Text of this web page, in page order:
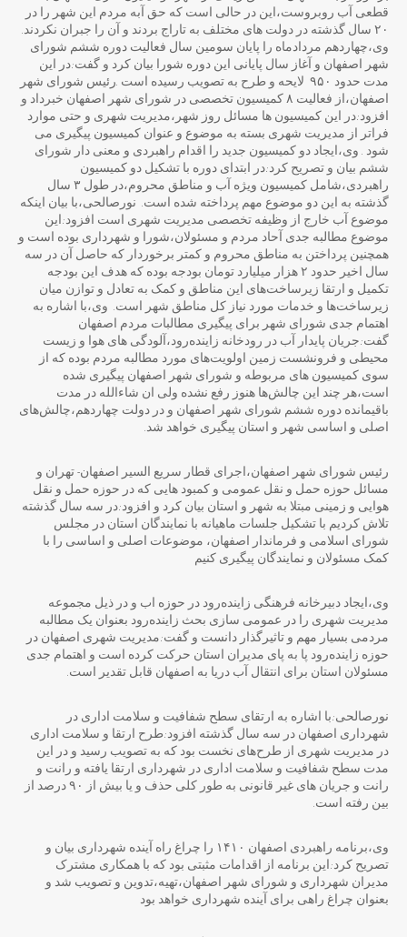
قطعی آب روبروست،این در حالی است که حق آبه مردم این شهر را در
۲۰ سال گذشته در دولت های مختلف به تاراج بردند و آن را جبران نکردند.
وی،چهاردهم مردادماه را پایان سومین سال فعالیت دوره ششم شورای
شهر اصفهان و آغاز سال پایانی این دوره شورا بیان کرد و گفت:در این
مدت حدود ۹۵۰ لایحه و طرح به تصویب رسیده است .رئیس شورای شهر
اصفهان،از فعالیت ۸ کمیسیون تخصصی در شورای شهر اصفهان خبرداد و
افزود:در این کمیسیون ها مسائل روز شهر،مدیریت شهری و حتی موارد
فراتر از مدیریت شهری بسته به موضوع و عنوان کمیسیون پیگیری می
شود . وی،ایجاد دو کمیسیون جدید را اقدام راهبردی و معنی دار شورای
ششم بیان و تصریح کرد:در ابتدای دوره با تشکیل دو کمیسیون
راهبردی،شامل کمیسیون ویژه آب و مناطق محروم،در طول ۳ سال
گذشته به این دو موضوع مهم پرداخته شده است. نورصالحی،با بیان اینکه
موضوع آب خارج از وظیفه تخصصی مدیریت شهری است افزود:این
موضوع مطالبه جدی آحاد مردم و مسئولان،شورا و شهرداری بوده است و
همچنین پرداختن به مناطق محروم و کمتر برخوردار که حاصل آن در سه
سال اخیر حدود ۲ هزار میلیارد تومان بودجه بوده که هدف این بودجه
تکمیل و ارتقا زیرساخت‌های این مناطق و کمک به تعادل و توازن میان
زیرساخت‌ها و خدمات مورد نیاز کل مناطق شهر است. وی،با اشاره به
اهتمام جدی شورای شهر برای پیگیری مطالبات مردم اصفهان
گفت:جریان پایدار آب در رودخانه زاینده‌رود،آلودگی های هوا و زیست
محیطی و فرونشست زمین اولویت‌های مورد مطالبه مردم بوده که از
سوی کمیسیون های مربوطه و شورای شهر اصفهان پیگیری شده
است،هر چند این چالش‌ها هنوز رفع نشده ولی ان شاءالله در مدت
باقیمانده دوره ششم شورای شهر اصفهان و در دولت چهاردهم،چالش‌های
اصلی و اساسی شهر و استان پیگیری خواهد شد.
رئیس شورای شهر اصفهان،اجرای قطار سریع السیر اصفهان- تهران و
مسائل حوزه حمل و نقل عمومی و کمبود هایی که در حوزه حمل و نقل
هوایی و زمینی مبتلا به شهر و استان بیان کرد و افزود:در سه سال گذشته
تلاش کردیم با تشکیل جلسات ماهیانه با نمایندگان استان در مجلس
شورای اسلامی و فرماندار اصفهان، موضوعات اصلی و اساسی را با
کمک مسئولان و نمایندگان پیگیری کنیم
وی،ایجاد دبیرخانه فرهنگی زاینده‌رود در حوزه اب و در ذیل مجموعه
مدیریت شهری را در عمومی سازی بحث زاینده‌رود بعنوان یک مطالبه
مردمی بسیار مهم و تاثیرگذار دانست و گفت:مدیریت شهری اصفهان در
حوزه زاینده‌رود پا به پای مدیران استان حرکت کرده است و اهتمام جدی
مسئولان استان برای انتقال آب دریا به اصفهان قابل تقدیر است.
نورصالحی:با اشاره به ارتقای سطح شفافیت و سلامت اداری در
شهرداری اصفهان در سه سال گذشته افزود:طرح ارتقا و سلامت اداری
در مدیریت شهری از طرح‌های نخست بود که به تصویب رسید و در این
مدت سطح شفافیت و سلامت اداری در شهرداری ارتقا یافته و رانت و
رانت و جریان های غیر قانونی به طور کلی حذف و یا بیش از ۹۰ درصد از
بین رفته است.
وی،برنامه راهبردی اصفهان ۱۴۱۰ را چراغ راه آینده شهرداری بیان و
تصریح کرد:این برنامه از اقدامات مثبتی بود که با همکاری مشترک
مدیران شهرداری و شورای شهر اصفهان،تهیه،تدوین و تصویب شد و
بعنوان چراغ راهی برای آینده شهرداری خواهد بود